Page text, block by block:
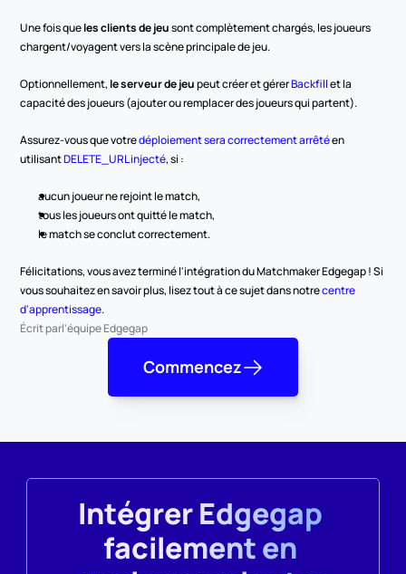
Une fois que les clients de jeu sont complètement chargés, les joueurs
chargent/voyagent vers la scène principale de jeu.
Optionnellement, le serveur de jeu peut créer et gérer Backfill et la
capacité des joueurs (ajouter ou remplacer des joueurs qui partent).
Assurez-vous que votre déploiement sera correctement arrêté en
utilisant DELETE_URL injecté, si :
aucun joueur ne rejoint le match,
tous les joueurs ont quitté le match,
le match se conclut correctement.
Félicitations, vous avez terminé l'intégration du Matchmaker Edgegap ! Si
vous souhaitez en savoir plus, lisez tout à ce sujet dans notre centre
d'apprentissage.
Écrit parl'équipe Edgegap
Commencez
Intégrer Edgegap
facilement en